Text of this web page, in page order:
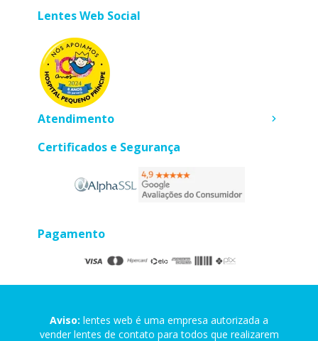
Lentes Web Social
Atendimento
Certificados e Segurança
Pagamento
Aviso: lentes web é uma empresa autorizada a
vender lentes de contato para todos que realizarem